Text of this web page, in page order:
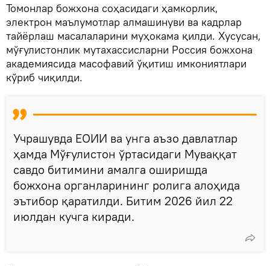
Томонлар божхона соҳасидаги ҳамкорлик,
электрон маълумотлар алмашинуви ва кадрлар
тайёрлаш масалаларини муҳокама қилди. Хусусан,
мўғулистонлик мутахассисларни Россия божхона
академиясида масофавий ўқитиш имкониятлари
кўриб чиқилди.
Учрашувда ЕОИИ ва унга аъзо давлатлар
ҳамда Мўғулистон ўртасидаги Муваққат
савдо битимини амалга оширишда
божхона органларининг ролига алоҳида
эътибор қаратилди. Битим 2026 йил 22
июлдан кучга киради.